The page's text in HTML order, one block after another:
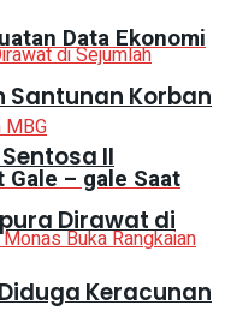
Santunan Korban
II
Dirawat di
Keracunan
Data Ekonomi
– gale Saat